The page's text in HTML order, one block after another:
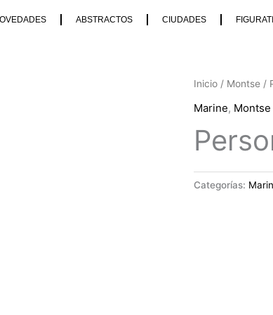
ABSTRACTOS CIUDADES
Inicio / Montse /
Marine, Montse
Categorías: